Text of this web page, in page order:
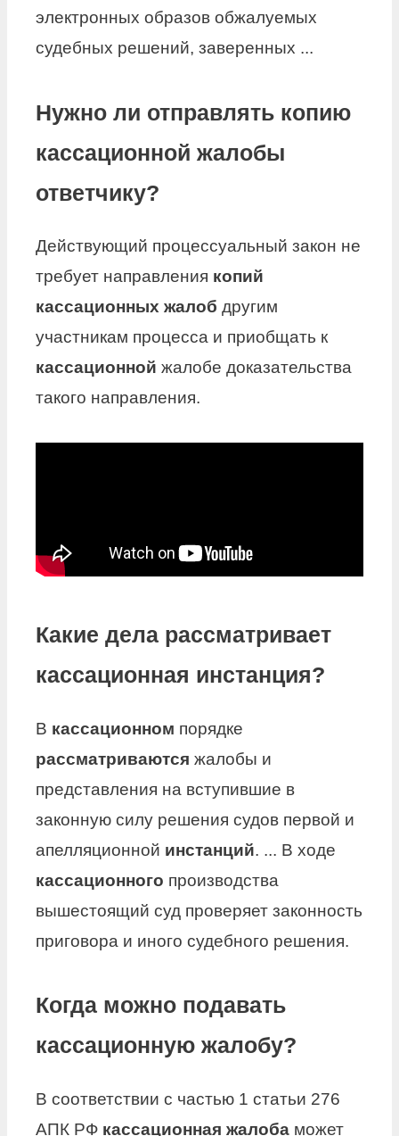
электронных образов обжалуемых
судебных решений, заверенных ...
Нужно ли отправлять копию
кассационной жалобы
ответчику?
Действующий процессуальный закон не
требует направления копий
кассационных жалоб другим
участникам процесса и приобщать к
кассационной жалобе доказательства
такого направления.
Какие дела рассматривает
кассационная инстанция?
В кассационном порядке
рассматриваются жалобы и
представления на вступившие в
законную силу решения судов первой и
апелляционной инстанций. ... В ходе
кассационного производства
вышестоящий суд проверяет законность
приговора и иного судебного решения.
Когда можно подавать
кассационную жалобу?
В соответствии с частью 1 статьи 276
АПК РФ кассационная жалоба может